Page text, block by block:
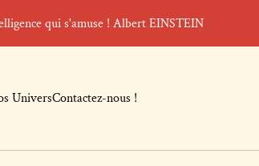
qui s'amuse ! Albert EINSTEIN
UniversContactez-nous !